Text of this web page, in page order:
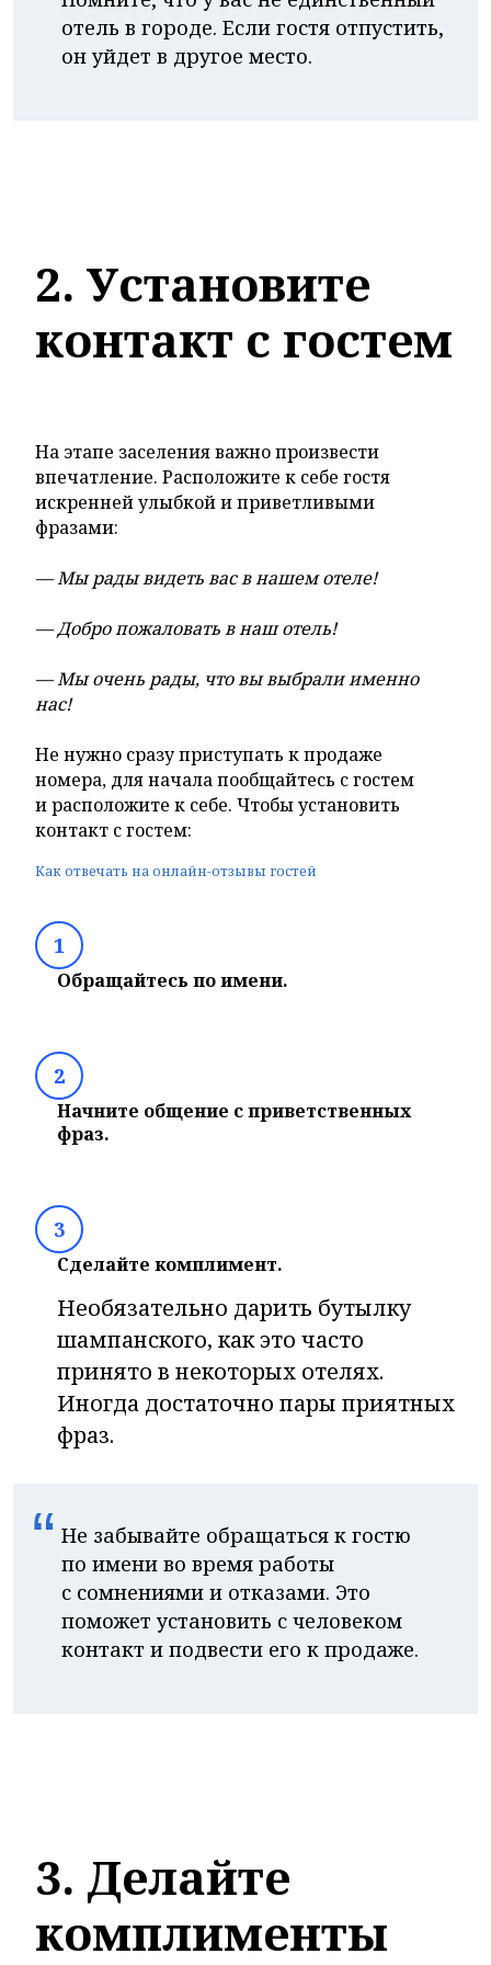
отель в городе. Если гостя отпустить,
он уйдет в другое место.
2. Установите
контакт с гостем
На этапе заселения важно произвести
впечатление. Расположите к себе гостя
искренней улыбкой и приветливыми
фразами:
— Мы рады видеть вас в нашем отеле!
— Добро пожаловать в наш отель!
— Мы очень рады, что вы выбрали именно
нас!
Не нужно сразу приступать к продаже
номера, для начала пообщайтесь с гостем
и расположите к себе. Чтобы установить
контакт с гостем:
Как отвечать на онлайн-отзывы гостей
1
Обращайтесь по имени.
2
Начните общение с приветственных
фраз.
3
Сделайте комплимент.
Необязательно дарить бутылку
шампанского, как это часто
принято в некоторых отелях.
Иногда достаточно пары приятных
фраз.
“ Не забывайте обращаться к гостю
по имени во время работы
с сомнениями и отказами. Это
поможет установить с человеком
контакт и подвести его к продаже.
3. Делайте
комплименты